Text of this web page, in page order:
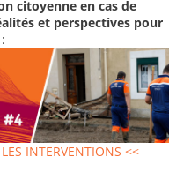
citoyenne en cas de
et perspectives pour
:
INTERVENTIONS <<